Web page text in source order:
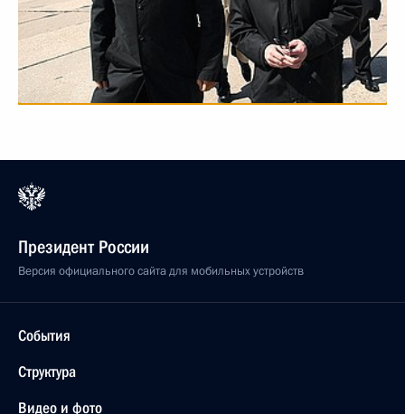
Президент России
Версия официального сайта для мобильных устройств
События
Структура
Видео и фото